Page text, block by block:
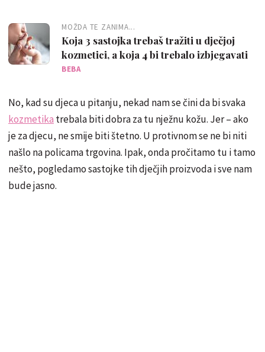
MOŽDA TE ZANIMA...
Koja 3 sastojka trebaš tražiti u dječjoj
kozmetici, a koja 4 bi trebalo izbjegavati
BEBA
No, kad su djeca u pitanju, nekad nam se čini da bi svaka
kozmetika trebala biti dobra za tu nježnu kožu. Jer – ako
je za djecu, ne smije biti štetno. U protivnom se ne bi niti
našlo na policama trgovina. Ipak, onda pročitamo tu i tamo
nešto, pogledamo sastojke tih dječjih proizvoda i sve nam
bude jasno.